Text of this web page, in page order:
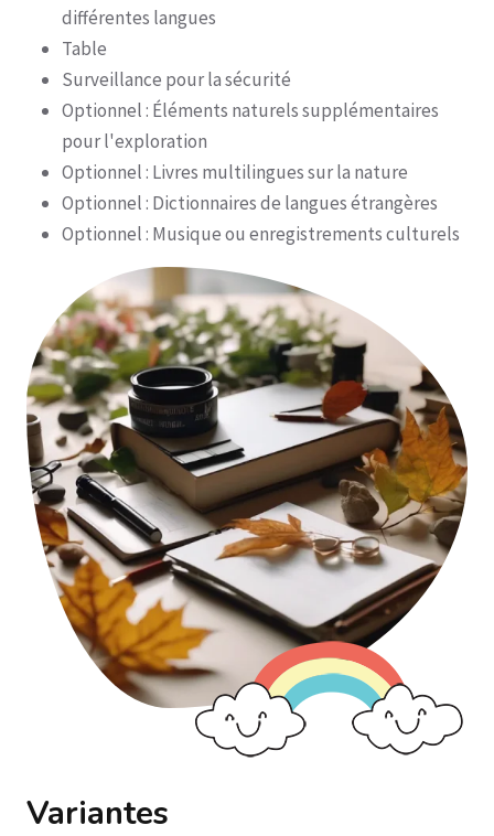
différentes langues
Table
Surveillance pour la sécurité
Optionnel : Éléments naturels supplémentaires
pour l'exploration
Optionnel : Livres multilingues sur la nature
Optionnel : Dictionnaires de langues étrangères
Optionnel : Musique ou enregistrements culturels
Variantes